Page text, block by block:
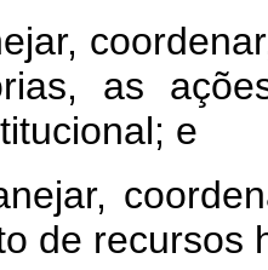
coordenar,
as
e
coordenar
de recursos